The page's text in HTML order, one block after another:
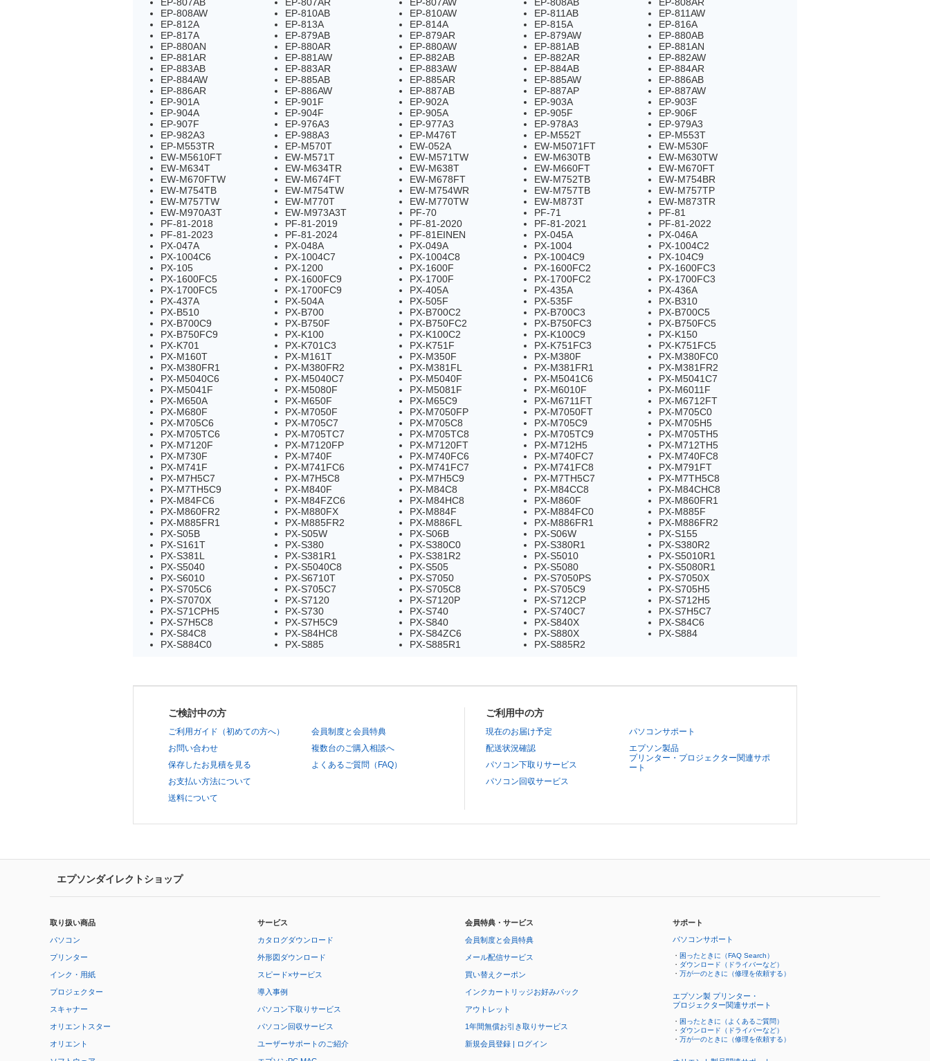
EP-808AW
EP-810AB EP-810AW EP-811AB
EP-811AW
EP-812A
EP-813A EP-814A EP-815A
EP-816A
EP-817A
EP-879AB EP-879AR EP-879AW
EP-880AB
EP-880AN
EP-880AR EP-880AW EP-881AB
EP-881AN
EP-881AR
EP-881AW EP-882AB EP-882AR
EP-882AW
EP-883AB
EP-883AR EP-883AW EP-884AB
EP-884AR
EP-884AW
EP-885AB EP-885AR EP-885AW
EP-886AB
EP-886AR
EP-886AW EP-887AB EP-887AP
EP-887AW
EP-901A
EP-901F EP-902A EP-903A
EP-903F
EP-904A
EP-904F EP-905A EP-905F
EP-906F
EP-907F
EP-976A3 EP-977A3 EP-978A3
EP-979A3
EP-982A3
EP-988A3 EP-M476T EP-M552T
EP-M553T
EP-M553TR
EP-M570T EW-052A EW-M5071FT
EW-M530F
EW-M5610FT
EW-M571T EW-M571TW EW-M630TB
EW-M630TW
EW-M634T
EW-M634TR EW-M638T EW-M660FT
EW-M670FT
EW-M670FTW
EW-M674FT EW-M678FT EW-M752TB
EW-M754BR
EW-M754TB
EW-M754TW EW-M754WR EW-M757TB
EW-M757TP
EW-M757TW
EW-M770T EW-M770TW EW-M873T
EW-M873TR
EW-M970A3T
EW-M973A3T PF-70 PF-71
PF-81
PF-81-2018
PF-81-2019 PF-81-2020 PF-81-2021
PF-81-2022
PF-81-2023
PF-81-2024 PF-81EINEN PX-045A
PX-046A
PX-047A
PX-048A PX-049A PX-1004
PX-1004C2
PX-1004C6
PX-1004C7 PX-1004C8 PX-1004C9
PX-104C9
PX-105
PX-1200 PX-1600F PX-1600FC2
PX-1600FC3
PX-1600FC5
PX-1600FC9 PX-1700F PX-1700FC2
PX-1700FC3
PX-1700FC5
PX-1700FC9 PX-405A PX-435A
PX-436A
PX-437A
PX-504A PX-505F PX-535F
PX-B310
PX-B510
PX-B700 PX-B700C2 PX-B700C3
PX-B700C5
PX-B700C9
PX-B750F PX-B750FC2 PX-B750FC3
PX-B750FC5
PX-B750FC9
PX-K100 PX-K100C2 PX-K100C9
PX-K150
PX-K701
PX-K701C3 PX-K751F PX-K751FC3
PX-K751FC5
PX-M160T
PX-M161T PX-M350F PX-M380F
PX-M380FC0
PX-M380FR1
PX-M380FR2 PX-M381FL PX-M381FR1
PX-M381FR2
PX-M5040C6
PX-M5040C7 PX-M5040F PX-M5041C6
PX-M5041C7
PX-M5041F
PX-M5080F PX-M5081F PX-M6010F
PX-M6011F
PX-M650A
PX-M650F PX-M65C9 PX-M6711FT
PX-M6712FT
PX-M680F
PX-M7050F PX-M7050FP PX-M7050FT
PX-M705C0
PX-M705C6
PX-M705C7 PX-M705C8 PX-M705C9
PX-M705H5
PX-M705TC6
PX-M705TC7 PX-M705TC8 PX-M705TC9
PX-M705TH5
PX-M7120F
PX-M7120FP PX-M7120FT PX-M712H5
PX-M712TH5
PX-M730F
PX-M740F PX-M740FC6 PX-M740FC7
PX-M740FC8
PX-M741F
PX-M741FC6 PX-M741FC7 PX-M741FC8
PX-M791FT
PX-M7H5C7
PX-M7H5C8 PX-M7H5C9 PX-M7TH5C7
PX-M7TH5C8
PX-M7TH5C9
PX-M840F PX-M84C8 PX-M84CC8
PX-M84CHC8
PX-M84FC6
PX-M84FZC6 PX-M84HC8 PX-M860F
PX-M860FR1
PX-M860FR2
PX-M880FX PX-M884F PX-M884FC0
PX-M885F
PX-M885FR1
PX-M885FR2 PX-M886FL PX-M886FR1
PX-M886FR2
PX-S05B
PX-S05W PX-S06B PX-S06W
PX-S155
PX-S161T
PX-S380 PX-S380C0 PX-S380R1
PX-S380R2
PX-S381L
PX-S381R1 PX-S381R2 PX-S5010
PX-S5010R1
PX-S5040
PX-S5040C8 PX-S505 PX-S5080
PX-S5080R1
PX-S6010
PX-S6710T PX-S7050 PX-S7050PS
PX-S7050X
PX-S705C6
PX-S705C7 PX-S705C8 PX-S705C9
PX-S705H5
PX-S7070X
PX-S7120 PX-S7120P PX-S712CP
PX-S712H5
PX-S71CPH5
PX-S730 PX-S740 PX-S740C7
PX-S7H5C7
PX-S7H5C8
PX-S7H5C9 PX-S840 PX-S840X
PX-S84C6
PX-S84C8
PX-S84HC8 PX-S84ZC6 PX-S880X
PX-S884
PX-S884C0
PX-S885 PX-S885R1 PX-S885R2
ご検討中の方
ご利用ガイド（初めての方へ）
お問い合わせ
保存したお見積を見る
お支払い方法について
送料について
会員制度と会員特典
複数台のご購入相談へ
よくあるご質問（FAQ）
ご利用中の方
現在のお届け予定
配送状況確認
パソコン下取りサービス
パソコン回収サービス
パソコンサポート
エプソン製品
プリンター・プロジェクター関連サポ
ート
エプソンダイレクトショップ
取り扱い商品
パソコン
プリンター
インク・用紙
プロジェクター
スキャナー
オリエントスター
オリエント
サービス
カタログダウンロード
外形図ダウンロード
スピード×サービス
導入事例
パソコン下取りサービス
パソコン回収サービス
ユーザーサポートのご紹介
会員特典・サービス
会員制度と会員特典
メール配信サービス
買い替えクーポン
インクカートリッジお好みパック
アウトレット
1年間無償お引き取りサービス
新規会員登録 | ログイン
サポート
パソコンサポート
・ 困ったときに（FAQ Search）
・ ダウンロード（ドライバーなど）
・ 万が一のときに（修理を依頼する）
エプソン製 プリンター・
プロジェクター関連サポート
・ 困ったときに（よくあるご質問）
・ ダウンロード（ドライバーなど）
・ 万が一のときに（修理を依頼する）